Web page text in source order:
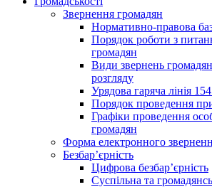
Звернення громадян
Нормативно-правова
Порядок роботи з
громадян
Види звернень
розгляду
Урядова гаряча лінія
Порядок проведення
Графіки проведення
громадян
Форма електронного
Безбар’єрність
Цифрова безбар’єрність
Суспільна та